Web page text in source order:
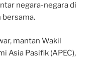
negara-negara di
bersama.
mantan Wakil
Asia Pasifik (APEC),